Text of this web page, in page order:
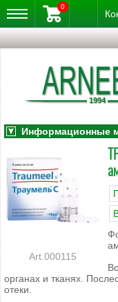
0
Информационные
000115
органах и тканях.
отеки.